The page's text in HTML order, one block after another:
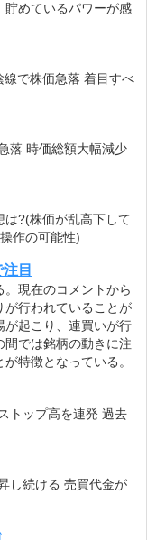
貯めているパワーが感
で株価急落 着目すべ
落 時価総額大幅減少
は?(株価が乱高下して
作の可能性)
目
現在のコメントから
が行われていることが
が起こり、連買いが行
では銘柄の動きに注
特徴となっている。
トップ高を連発 過去
し続ける 売買代金が